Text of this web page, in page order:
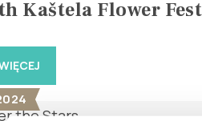
Kaštela Flower